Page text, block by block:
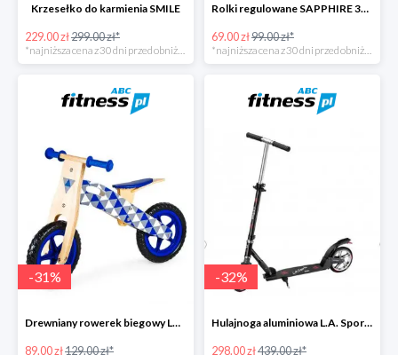
Krzesełko do karmienia SMILE
229.00 zł299.00 zł*
Rolki regulowane SAPPHIRE 3W1 IQ4
69.00 zł99.00 zł*
-31%
Drewniany rowerek biegowy Loopy
89.00 zł129.00 zł*
-32%
Hulajnoga aluminiowa L.A. Sports
298.00 zł439.00 zł*